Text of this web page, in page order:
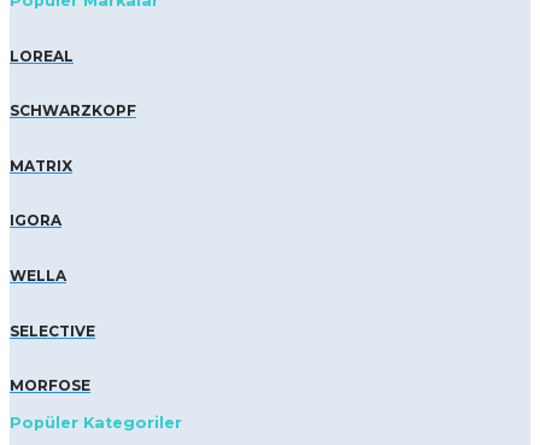
LOREAL
SCHWARZKOPF
MATRIX
IGORA
WELLA
SELECTIVE
MORFOSE
Popüler Kategoriler